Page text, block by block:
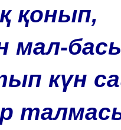
қонып,
мал-
күн